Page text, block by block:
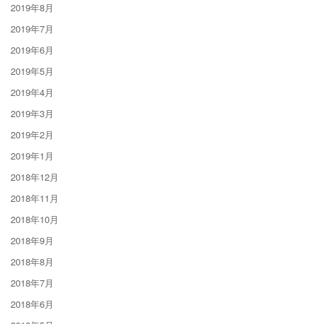
2019年8月
2019年7月
2019年6月
2019年5月
2019年4月
2019年3月
2019年2月
2019年1月
2018年12月
2018年11月
2018年10月
2018年9月
2018年8月
2018年7月
2018年6月